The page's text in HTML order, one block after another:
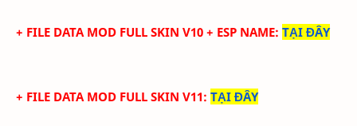
+ FILE DATA MOD FULL SKIN V10 + ESP NAME: TẠI ĐÂY
+ FILE DATA MOD FULL SKIN V11: TẠI ĐÂY